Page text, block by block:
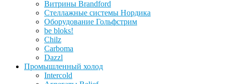
Витрины Brandford
Стеллажные системы Нордика
Оборудование Гольфстрим
be bloks!
Chilz
Carboma
Dazzl
Промышленный холод
Intercold